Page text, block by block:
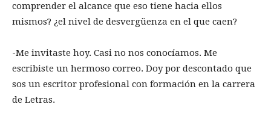
comprender el alcance que eso tiene hacia ellos
mismos? ¿el nivel de desvergüenza en el que caen?
-Me invitaste hoy. Casi no nos conocíamos. Me
escribiste un hermoso correo. Doy por descontado que
sos un escritor profesional con formación en la carrera
de Letras.